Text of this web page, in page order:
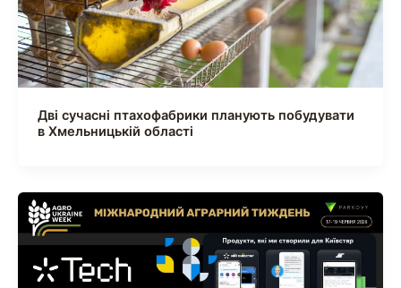
Дві сучасні птахофабрики планують побудувати
в Хмельницькій області